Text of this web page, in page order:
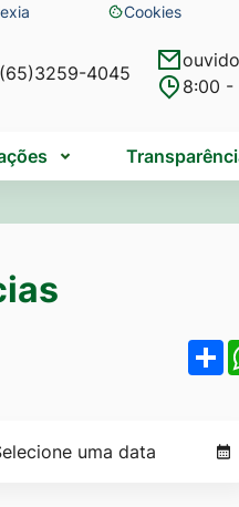
Cookies
Abrir
de
(65)3259-4045
8:00 -